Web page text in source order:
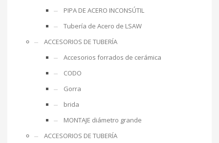
PIPA DE ACERO INCONSÚTIL
Tubería de Acero de LSAW
ACCESORIOS DE TUBERÍA
Accesorios forrados de cerámica
CODO
Gorra
brida
MONTAJE diámetro grande
ACCESORIOS DE TUBERÍA